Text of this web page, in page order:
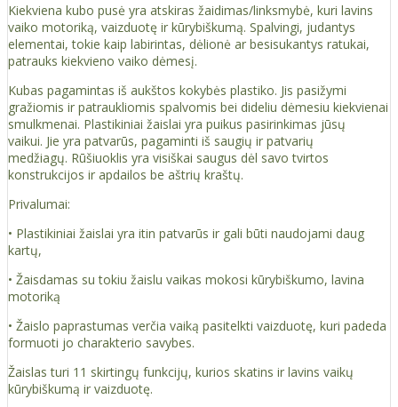
Kiekviena kubo pusė yra atskiras žaidimas/linksmybė, kuri lavins
vaiko motoriką, vaizduotę ir kūrybiškumą. Spalvingi, judantys
elementai, tokie kaip labirintas, dėlionė ar besisukantys ratukai,
patrauks kiekvieno vaiko dėmesį.
Kubas pagamintas iš aukštos kokybės plastiko. Jis pasižymi
gražiomis ir patraukliomis spalvomis bei dideliu dėmesiu kiekvienai
smulkmenai. Plastikiniai žaislai yra puikus pasirinkimas jūsų
vaikui. Jie yra patvarūs, pagaminti iš saugių ir patvarių
medžiagų. Rūšiuoklis yra visiškai saugus dėl savo tvirtos
konstrukcijos ir apdailos be aštrių kraštų.
Privalumai:
• Plastikiniai žaislai yra itin patvarūs ir gali būti naudojami daug
kartų,
• Žaisdamas su tokiu žaislu vaikas mokosi kūrybiškumo, lavina
motoriką
• Žaislo paprastumas verčia vaiką pasitelkti vaizduotę, kuri padeda
formuoti jo charakterio savybes.
Žaislas turi 11 skirtingų funkcijų, kurios skatins ir lavins vaikų
kūrybiškumą ir vaizduotę.